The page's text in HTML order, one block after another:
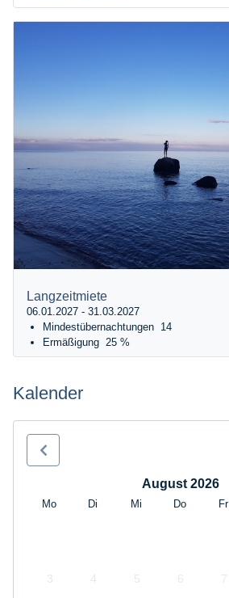
Langzeitmiete
06.01.2027 - 31.03.2027
Mindestübernachtungen 14
Ermäßigung 25 %
Kalender
August 2026
Mo Di Mi Do Fr
3 4 5 6 7